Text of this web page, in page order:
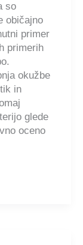
so
običajno
primer
primerih
okužbe
in
glede
oceno